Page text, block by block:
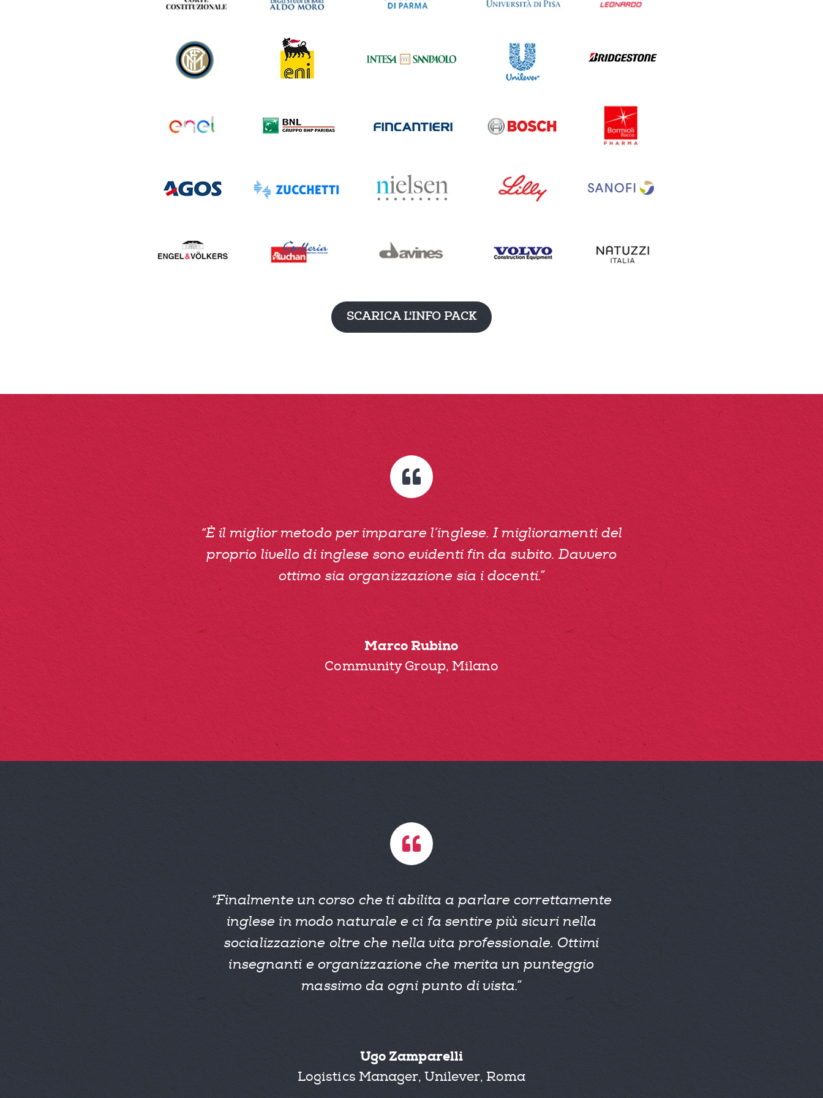
SCARICA L'INFO PACK
“È il miglior metodo per imparare l’inglese. I miglioramenti del
proprio livello di inglese sono evidenti fin da subito. Davvero
ottimo sia organizzazione sia i docenti.”
Marco Rubino
Community Group, Milano
“Finalmente un corso che ti abilita a parlare correttamente
inglese in modo naturale e ci fa sentire più sicuri nella
socializzazione oltre che nella vita professionale. Ottimi
insegnanti e organizzazione che merita un punteggio
massimo da ogni punto di vista.”
Ugo Zamparelli
Logistics Manager, Unilever, Roma